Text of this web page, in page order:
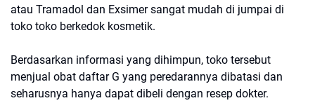
atau Tramadol dan Exsimer sangat mudah di jumpai di
toko toko berkedok kosmetik.
​Berdasarkan informasi yang dihimpun, toko tersebut
menjual obat daftar G yang peredarannya dibatasi dan
seharusnya hanya dapat dibeli dengan resep dokter.